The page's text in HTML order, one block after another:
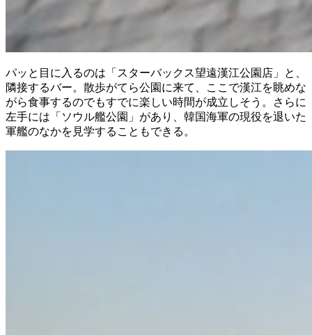
パッと目に入るのは「スターバックス望遠漢江公園店」と、
隣接するバー。散歩がてら公園に来て、ここで漢江を眺めな
がら食事するのでもすでに楽しい時間が成立しそう。さらに
左手には「ソウル艦公園」があり、韓国海軍の現役を退いた
軍艦のなかを見学することもできる。